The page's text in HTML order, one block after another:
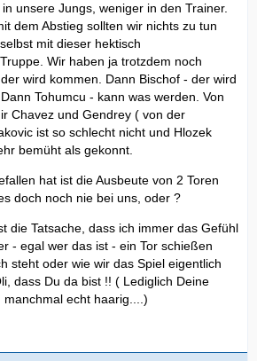
unsere Jungs, weniger in den Trainer.
dem Abstieg sollten wir nichts zu tun
mit dieser hektisch
Wir haben ja trotzdem noch
wird kommen. Dann Bischof - der wird
Tohumcu - kann was werden. Von
Chavez und Gendrey ( von der
ist so schlecht nicht und Hlozek
bemüht als gekonnt.
hat ist die Ausbeute von 2 Toren
doch noch nie bei uns, oder ?
die Tatsache, dass ich immer das Gefühl
- egal wer das ist - ein Tor schießen
steht oder wie wir das Spiel eigentlich
dass Du da bist !! ( Lediglich Deine
echt haarig....)